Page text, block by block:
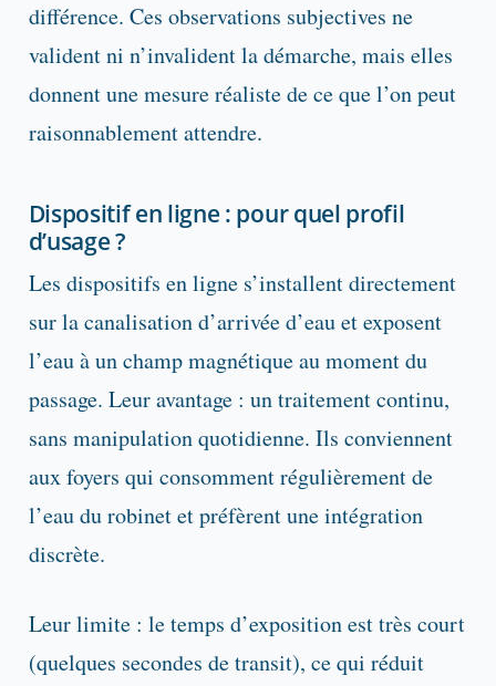
différence. Ces observations subjectives ne
valident ni n’invalident la démarche, mais elles
donnent une mesure réaliste de ce que l’on peut
raisonnablement attendre.
Dispositif en ligne : pour quel profil
d’usage ?
Les dispositifs en ligne s’installent directement
sur la canalisation d’arrivée d’eau et exposent
l’eau à un champ magnétique au moment du
passage. Leur avantage : un traitement continu,
sans manipulation quotidienne. Ils conviennent
aux foyers qui consomment régulièrement de
l’eau du robinet et préfèrent une intégration
discrète.
Leur limite : le temps d’exposition est très court
(quelques secondes de transit), ce qui réduit